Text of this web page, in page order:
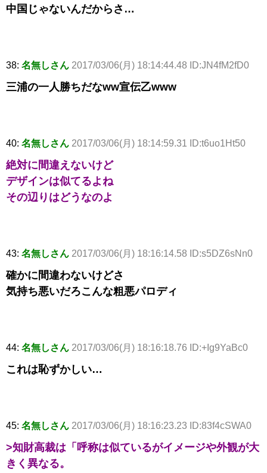
中国じゃないんだからさ…
38: 名無しさん 2017/03/06(月) 18:14:44.48 ID:JN4fM2fD0
三浦の一人勝ちだなww宣伝乙www
40: 名無しさん 2017/03/06(月) 18:14:59.31 ID:t6uo1Ht50
絶対に間違えないけど
デザインは似てるよね
その辺りはどうなのよ
43: 名無しさん 2017/03/06(月) 18:16:14.58 ID:s5DZ6sNn0
確かに間違わないけどさ
気持ち悪いだろこんな粗悪パロディ
44: 名無しさん 2017/03/06(月) 18:16:18.76 ID:+Ig9YaBc0
これは恥ずかしい…
45: 名無しさん 2017/03/06(月) 18:16:23.23 ID:83f4cSWA0
>知財高裁は「呼称は似ているがイメージや外観が大
きく異なる。